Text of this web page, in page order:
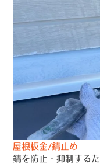
屋根板金/錆止め
錆を防止・抑制する